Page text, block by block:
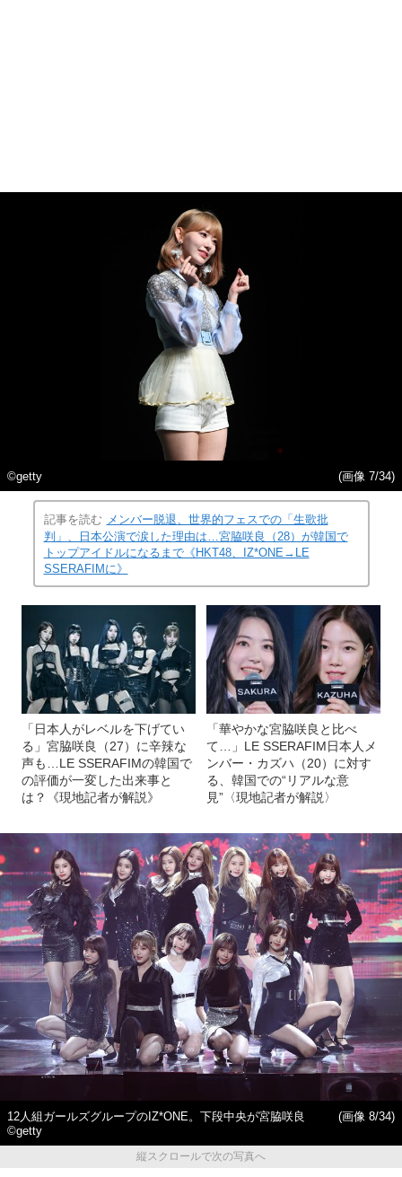
©getty (画像 7/34)
記事を読む メンバー脱退、世界的フェスでの「生歌批
判」、日本公演で涙した理由は…宮脇咲良（28）が韓国で
トップアイドルになるまで《HKT48、IZ*ONE→LE
SSERAFIMに》
「日本人がレベルを下げてい
る」宮脇咲良（27）に辛辣な
声も…LE SSERAFIMの韓国で
の評価が一変した出来事と
は？《現地記者が解説》
「華やかな宮脇咲良と比べ
て…」LE SSERAFIM日本人メ
ンバー・カズハ（20）に対す
る、韓国での“リアルな意
見”〈現地記者が解説〉
12人組ガールズグループのIZ*ONE。下段中央が宮脇咲良
©getty
(画像 8/34)
縦スクロールで次の写真へ